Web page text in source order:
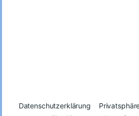
Datenschutzerklärung